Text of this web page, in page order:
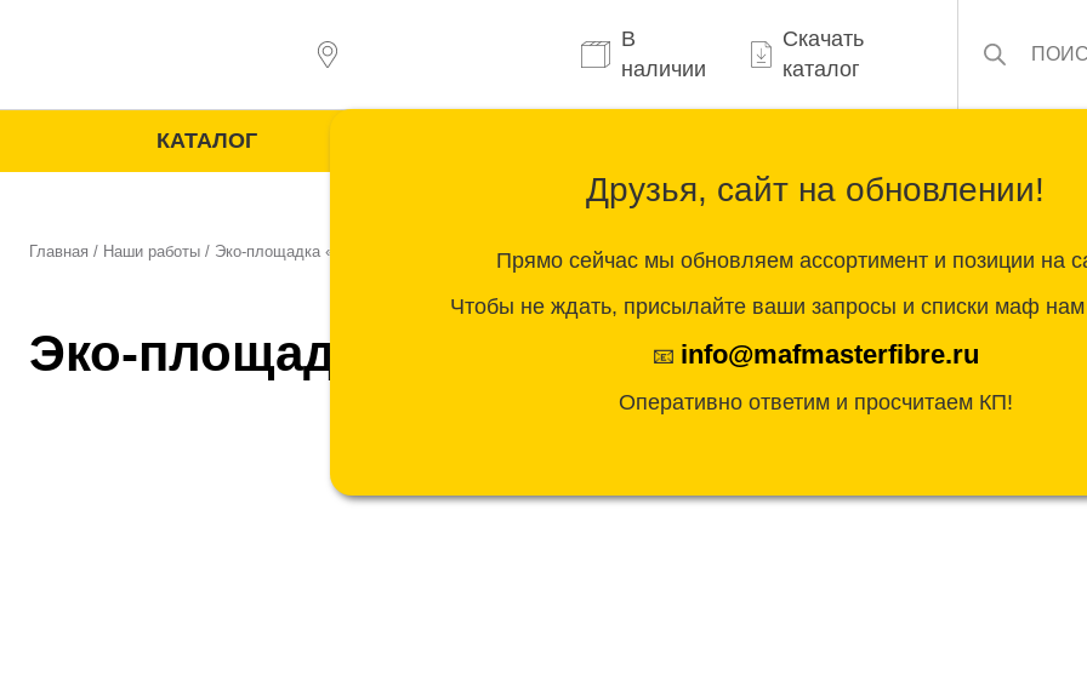
В
наличии
Скачать
каталог
КАТАЛОГ
Главная / Наши работы / Эко-площадка «Корабль»
Эко-площадка «Корабль»
Друзья, сайт на обновлении!
Прямо сейчас мы обновляем ассортимент и позиции на
Чтобы не ждать, присылайте ваши запросы и списки маф нам
📧 info@mafmasterfibre.ru
Оперативно ответим и просчитаем КП!